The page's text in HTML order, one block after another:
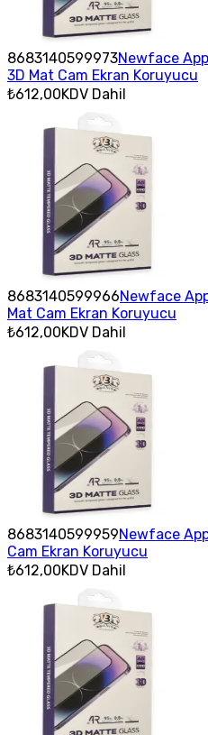
8683140599973Newface
3D Mat Cam Ekran Koruyucu
₺612,00KDV Dahil
8683140599966Newface
Mat Cam Ekran Koruyucu
₺612,00KDV Dahil
8683140599959Newface
Cam Ekran Koruyucu
₺612,00KDV Dahil